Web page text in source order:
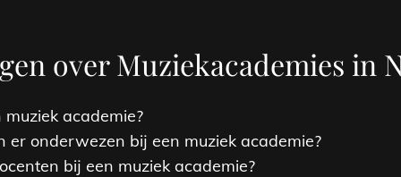
over Muziekacademies in
academie?
er onderwezen bij een muziek academie?
bij een muziek academie?